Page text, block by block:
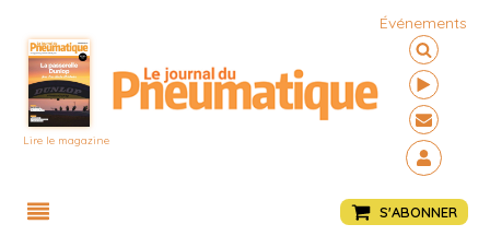
Lire le magazine
Événements
S'ABONNER